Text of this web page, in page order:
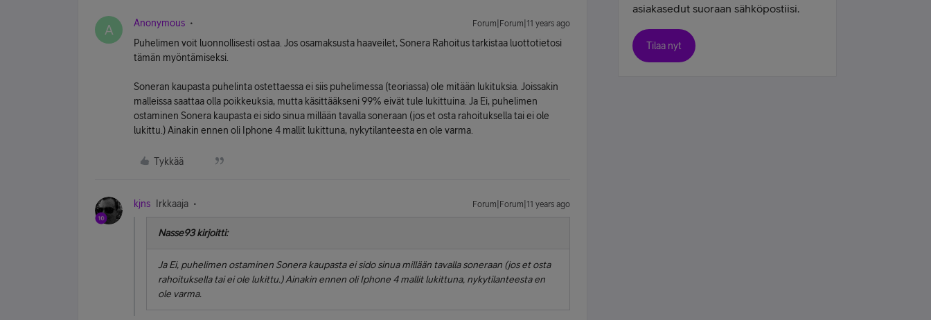
A Anonymous Forum|Forum|11 years ago
Puhelimen voit luonnollisesti ostaa. Jos osamaksusta haaveilet, Sonera Rahoitus tarkistaa luottotietosi
tämän myöntämiseksi.
Soneran kaupasta puhelinta ostettaessa ei siis puhelimessa (teoriassa) ole mitään lukituksia. Joissakin
malleissa saattaa olla poikkeuksia, mutta käsittääkseni 99% eivät tule lukittuina. Ja Ei, puhelimen
ostaminen Sonera kaupasta ei sido sinua millään tavalla soneraan (jos et osta rahoituksella tai ei ole
lukittu.) Ainakin ennen oli Iphone 4 mallit lukittuna, nykytilanteesta en ole varma.
Tykkää
kjns Irkkaaja Forum|Forum|11 years ago
Nasse93 kirjoitti:
Ja Ei, puhelimen ostaminen Sonera kaupasta ei sido sinua millään tavalla soneraan (jos et osta
rahoituksella tai ei ole lukittu.) Ainakin ennen oli Iphone 4 mallit lukittuna, nykytilanteesta en
ole varma.
asiakasedut suoraan sähköpostiisi.
Tilaa nyt